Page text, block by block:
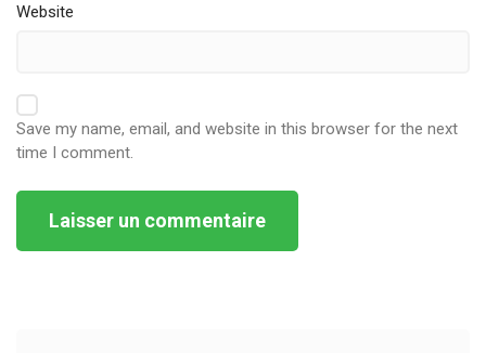
Website
Save my name, email, and website in this browser for the next
time I comment.